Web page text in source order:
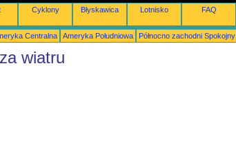
Cyklony Błyskawica Lotnisko FAQ
Centralna Ameryka Południowa Północno zachodni Spokojny
wiatru